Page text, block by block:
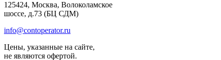
125424, Москва, Волоколамское
шоссе, д.73 (БЦ СДМ)
info@contoperator.ru
Цены, указанные на сайте,
не являются офертой.